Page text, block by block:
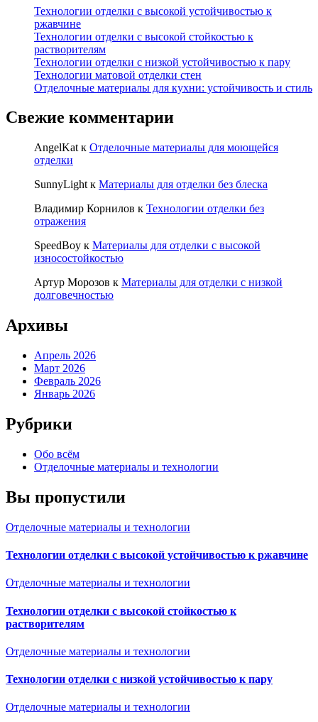
Технологии отделки с высокой устойчивостью к
ржавчине
Технологии отделки с высокой стойкостью к
растворителям
Технологии отделки с низкой устойчивостью к пару
Технологии матовой отделки стен
Отделочные материалы для кухни: устойчивость и стиль
Свежие комментарии
AngelKat к Отделочные материалы для моющейся
отделки
SunnyLight к Материалы для отделки без блеска
Владимир Корнилов к Технологии отделки без
отражения
SpeedBoy к Материалы для отделки с высокой
износостойкостью
Артур Морозов к Материалы для отделки с низкой
долговечностью
Архивы
Апрель 2026
Март 2026
Февраль 2026
Январь 2026
Рубрики
Обо всём
Отделочные материалы и технологии
Вы пропустили
Отделочные материалы и технологии
Технологии отделки с высокой устойчивостью к ржавчине
Отделочные материалы и технологии
Технологии отделки с высокой стойкостью к
растворителям
Отделочные материалы и технологии
Технологии отделки с низкой устойчивостью к пару
Отделочные материалы и технологии